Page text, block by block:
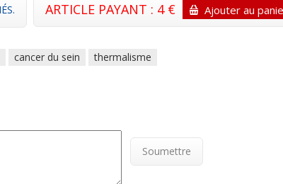
ARTICLE PAYANT : 4 € Ajouter au
cancer du sein thermalisme
Soumettre